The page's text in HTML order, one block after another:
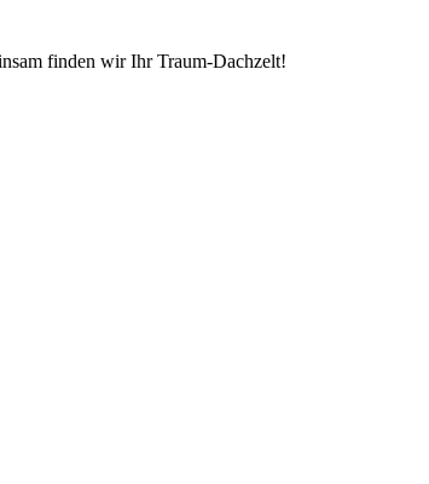
finden wir Ihr Traum-Dachzelt!